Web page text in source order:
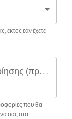
εκτός εάν έχετε
Πρόσθετες πληροφορίες ταυτοποίησης (προαιρετικό)
που θα
σας στα